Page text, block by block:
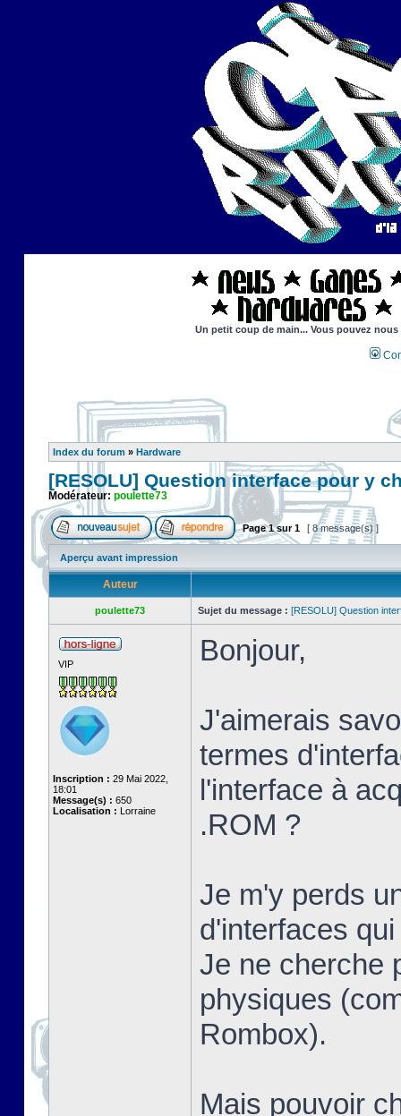
Un petit coup de main... Vous pouvez
Index du forum » Hardware
[RESOLU] Question interface pour y
Modérateur: poulette73
Page1sur1 [ 8 message(s) ]
Aperçu avant impression
Auteur
poulette73 Sujet du message : [RESOLU] Question
VIP
Inscription : 29 Mai 2022,
18:01
Message(s) : 650
Localisation : Lorraine
Bonjour,
J'aimerais
termes
l'interface à
.ROM ?
Je m'y perds
d'interfaces
Je ne cherche
physiques
Rombox).
Mais pouvoir